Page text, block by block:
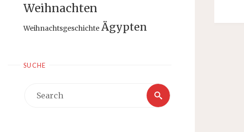
Weihnachten
Weihnachtsgeschichte Ägypten
SUCHE
Search
Search